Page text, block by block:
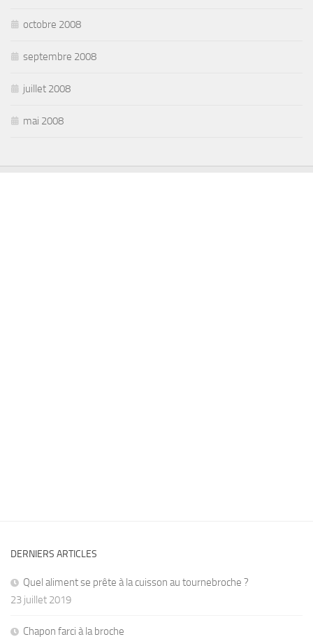
octobre 2008
septembre 2008
juillet 2008
mai 2008
DERNIERS ARTICLES
Quel aliment se prête à la cuisson au tournebroche ?
23 juillet 2019
Chapon farci à la broche